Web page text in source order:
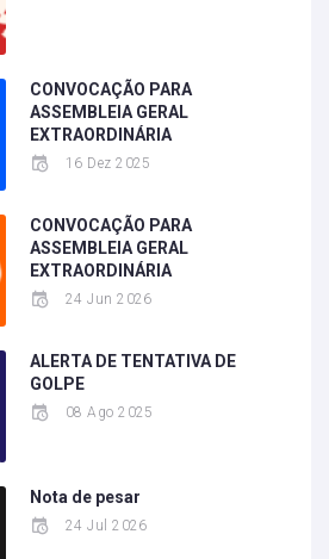
CONVOCAÇÃO PARA
ASSEMBLEIA GERAL
EXTRAORDINÁRIA
16 Dez 2025
CONVOCAÇÃO PARA
ASSEMBLEIA GERAL
EXTRAORDINÁRIA
24 Jun 2026
ALERTA DE TENTATIVA DE
GOLPE
08 Ago 2025
Nota de pesar
24 Jul 2026